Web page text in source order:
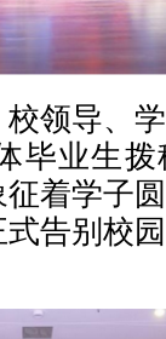
领导、
毕业生
着学子
告别校